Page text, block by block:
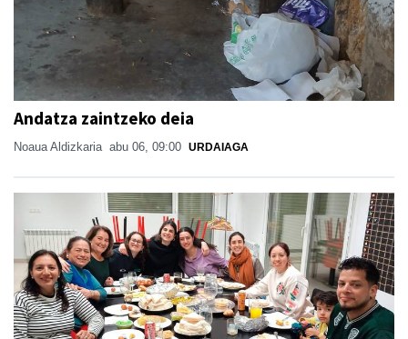
Andatza zaintzeko deia
Noaua Aldizkaria abu 06, 09:00 URDAIAGA